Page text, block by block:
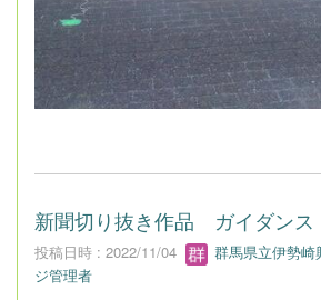
新聞切り抜き作品 ガイダンス
投稿日時 : 2022/11/04
群馬県立伊勢崎
ジ管理者